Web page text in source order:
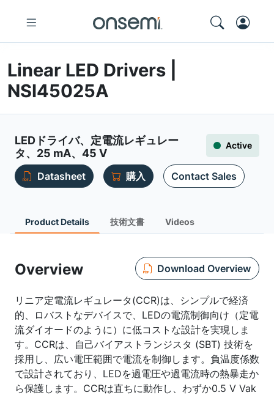
Linear LED Drivers |
NSI45025A
LEDドライバ、定電流レギュレー
タ、25 mA、45 V
Active
Datasheet 購入 Contact Sales
Product Details 技術文書 Videos
Overview Download Overview
リニア定電流レギュレータ(CCR)は、シンプルで経済
的、ロバストなデバイスで、LEDの電流制御向け（定電
流ダイオードのように）に低コストな設計を実現しま
す。CCRは、自己バイアストランジスタ (SBT) 技術を
採用し、広い電圧範囲で電流を制御します。負温度係数
で設計されており、LEDを過電圧や過電流時の熱暴走か
ら保護します。CCRは直ちに動作し、わずか0.5 V Vak